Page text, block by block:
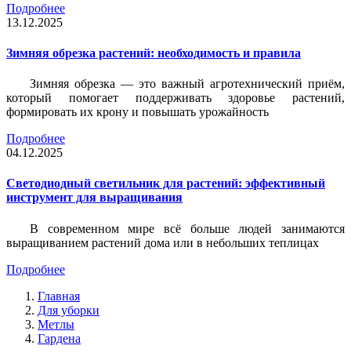
Подробнее
13.12.2025
Зимняя обрезка растений: необходимость и правила
Зимняя обрезка — это важный агротехнический приём,
который помогает поддерживать здоровье растений,
формировать их крону и повышать урожайность
Подробнее
04.12.2025
Светодиодный светильник для растений: эффективный
инструмент для выращивания
В современном мире всё больше людей занимаются
выращиванием растений дома или в небольших теплицах
Подробнее
Главная
Для уборки
Метлы
Гардена